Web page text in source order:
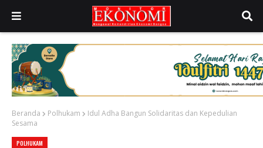
Beranda Polhukam
Idul Adha Bangun Solidaritas dan Kepedulian
Sesama
POLHUKAM